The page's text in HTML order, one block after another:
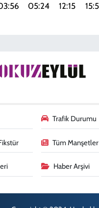
05:24 12:15
Trafik Durumu
Tüm Manşetler
Haber Arşivi